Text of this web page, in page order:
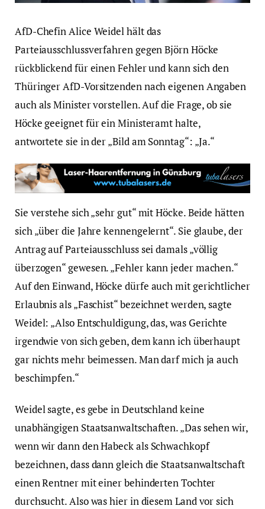
AfD-Chefin Alice Weidel hält das
Parteiausschlussverfahren gegen Björn Höcke
rückblickend für einen Fehler und kann sich den
Thüringer AfD-Vorsitzenden nach eigenen Angaben
auch als Minister vorstellen. Auf die Frage, ob sie
Höcke geeignet für ein Ministeramt halte,
antwortete sie in der „Bild am Sonntag“: „Ja.“
Sie verstehe sich „sehr gut“ mit Höcke. Beide hätten
sich „über die Jahre kennengelernt“. Sie glaube, der
Antrag auf Parteiausschluss sei damals „völlig
überzogen“ gewesen. „Fehler kann jeder machen.“
Auf den Einwand, Höcke dürfe auch mit gerichtlicher
Erlaubnis als „Faschist“ bezeichnet werden, sagte
Weidel: „Also Entschuldigung, das, was Gerichte
irgendwie von sich geben, dem kann ich überhaupt
gar nichts mehr beimessen. Man darf mich ja auch
beschimpfen.“
Weidel sagte, es gebe in Deutschland keine
unabhängigen Staatsanwaltschaften. „Das sehen wir,
wenn wir dann den Habeck als Schwachkopf
bezeichnen, dass dann gleich die Staatsanwaltschaft
einen Rentner mit einer behinderten Tochter
durchsucht. Also was hier in diesem Land vor sich